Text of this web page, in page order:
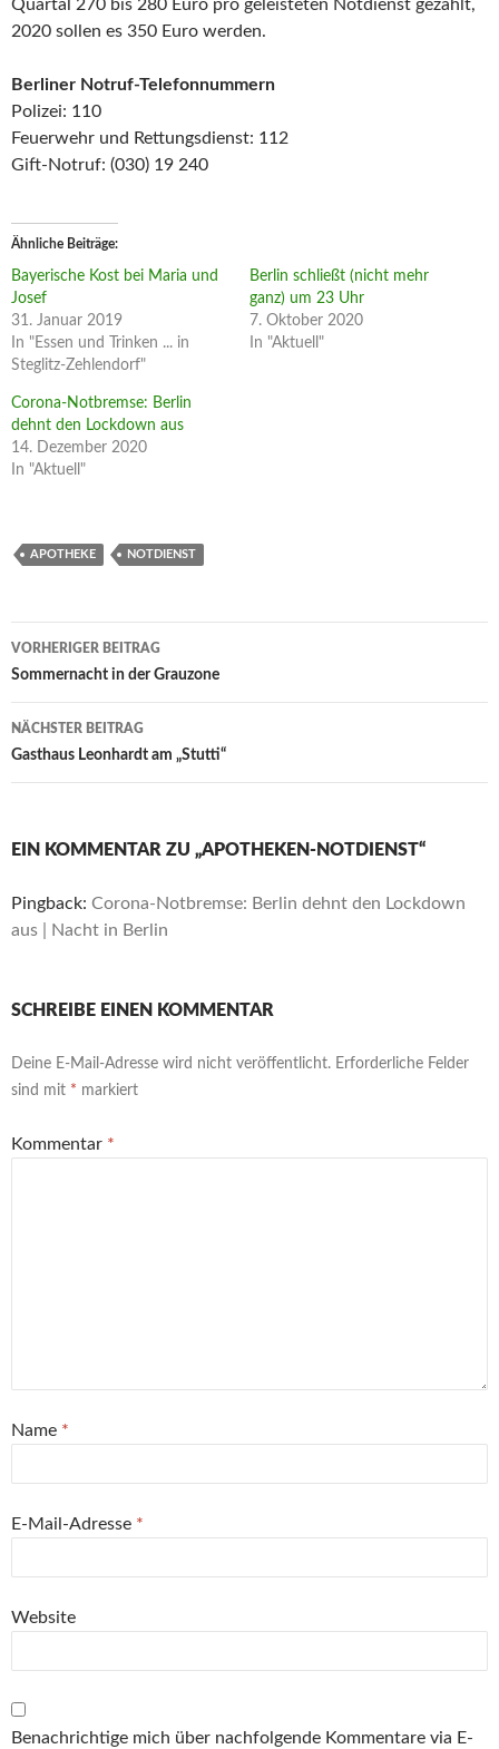
Quartal 270 bis 280 Euro pro geleisteten Notdienst gezahlt,
2020 sollen es 350 Euro werden.
Berliner Notruf-Telefonnummern
Polizei: 110
Feuerwehr und Rettungsdienst: 112
Gift-Notruf: (030) 19 240
Ähnliche Beiträge
Bayerische Kost bei Maria und
Josef
31. Januar 2019
In "Essen und Trinken ... in
Steglitz-Zehlendorf"
Berlin schließt (nicht mehr
ganz) um 23 Uhr
7. Oktober 2020
In "Aktuell"
Corona-Notbremse: Berlin
dehnt den Lockdown aus
14. Dezember 2020
In "Aktuell"
APOTHEKE NOTDIENST
Beitragsnavigation
VORHERIGER BEITRAG
Sommernacht in der Grauzone
NÄCHSTER BEITRAG
Gasthaus Leonhardt am „Stutti“
EIN KOMMENTAR ZU „APOTHEKEN-NOTDIENST“
Pingback: Corona-Notbremse: Berlin dehnt den Lockdown
aus | Nacht in Berlin
SCHREIBE EINEN KOMMENTAR
Deine E-Mail-Adresse wird nicht veröffentlicht. Erforderliche Felder
sind mit * markiert
Kommentar *
Name *
E-Mail-Adresse *
Website
Benachrichtige mich über nachfolgende Kommentare via E-